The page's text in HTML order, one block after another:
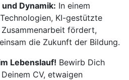
Dynamik: In einem
KI-gestützte
fördert,
die Zukunft der Bildung.
Lebenslauf! Bewirb Dich
CV, etwaigen